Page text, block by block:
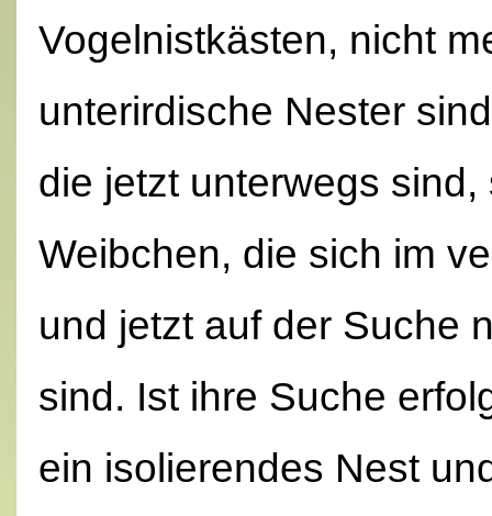
Vogelnistkästen, nicht
unterirdische Nester
die jetzt unterwegs
Weibchen, die sich im
und jetzt auf der Suche
sind. Ist ihre Suche
ein isolierendes Nest